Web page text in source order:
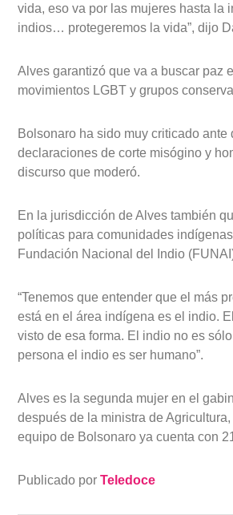
vida, eso va por las mujeres hasta la
indios… protegeremos la vida”, dijo
Alves garantizó que va a buscar paz
movimientos LGBT y grupos
Bolsonaro ha sido muy criticado ante
declaraciones de corte misógino y
discurso que moderó.
En la jurisdicción de Alves también
políticas para comunidades
Fundación Nacional del Indio
“Tenemos que entender que el más
está en el área indígena es el indio.
visto de esa forma. El indio no es
persona el indio es ser humano”.
Alves es la segunda mujer en el
después de la ministra de Agricultura,
equipo de Bolsonaro ya cuenta con
Publicado porTeledoce